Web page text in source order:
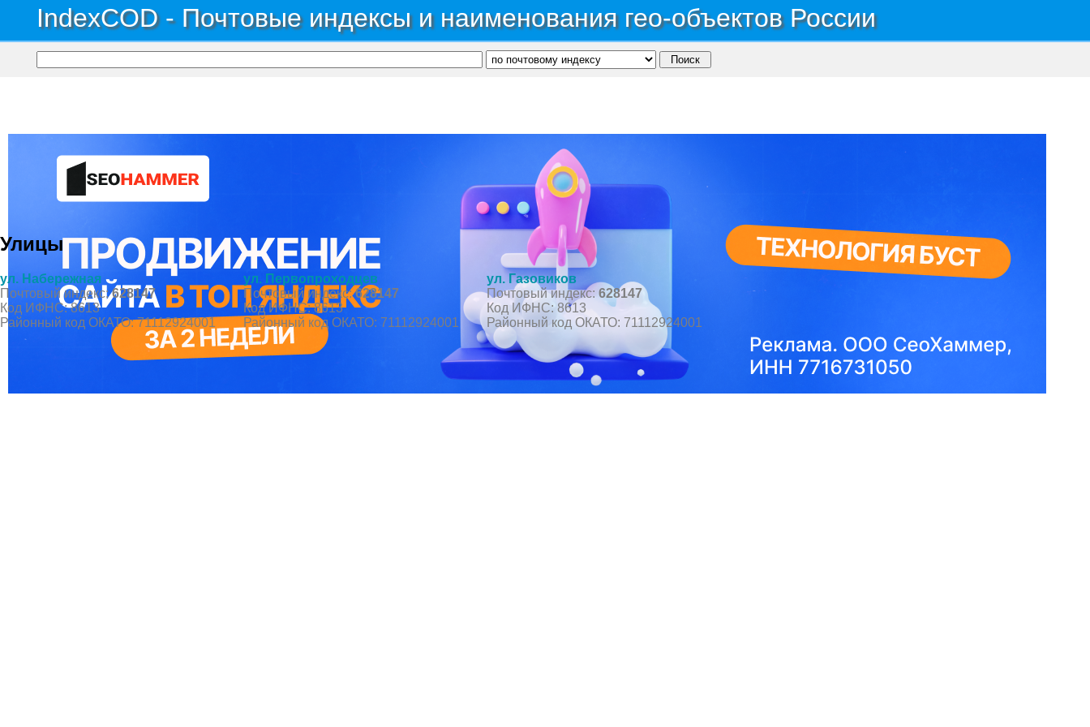
IndexCOD - Почтовые индексы и наименования гео-объектов России
Почтовые индексы России, ОКАТО, коды ИФНС, коды регионов ГИБДД Автономный округ Ханты-Мансийский Автономный округ - Югра
Поселок Светлый
Улицы
ул. Набережная
Почтовый индекс:628147
Код ИФНС: 8613
Районный код ОКАТО: 71112924001
ул. Первопроходцев
Почтовый индекс:628147
Код ИФНС: 8613
Районный код ОКАТО: 71112924001
ул. Газовиков
Почтовый индекс: 628147
Код ИФНС: 8613
Районный код ОКАТО: 71112924001
Все почтовые индексы России, ОКАТО, коды ИФНС, коды регионов ГИБДД
Вся информация на сайте предоставлена исключительно в ознокомительных целях, некоторые данные могут быть не актуальны...